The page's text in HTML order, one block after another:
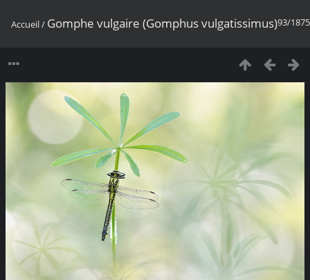
93/1875
Accueil/ Gomphe vulgaire (Gomphus vulgatissimus)